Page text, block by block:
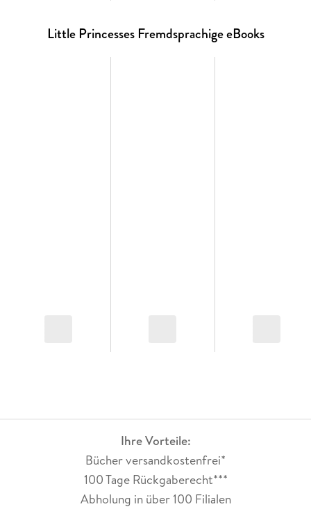
Little Princesses Fremdsprachige eBooks
Ihre Vorteile:
Bücher versandkostenfrei*
100 Tage Rückgaberecht***
Abholung in über 100 Filialen